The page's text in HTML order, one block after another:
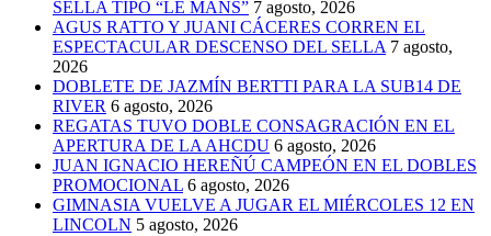
SELLA TIPO “LE MANS” 7 agosto, 2026
AGUS RATTO Y JUANI CÁCERES CORREN EL
ESPECTACULAR DESCENSO DEL SELLA 7 agosto,
2026
DOBLETE DE JAZMÍN BERTTI PARA LA SUB14 DE
RIVER 6 agosto, 2026
REGATAS TUVO DOBLE CONSAGRACIÓN EN EL
APERTURA DE LA AHCDU 6 agosto, 2026
JUAN IGNACIO HEREÑÚ CAMPEÓN EN EL DOBLES
PROMOCIONAL 6 agosto, 2026
GIMNASIA VUELVE A JUGAR EL MIÉRCOLES 12 EN
LINCOLN 5 agosto, 2026